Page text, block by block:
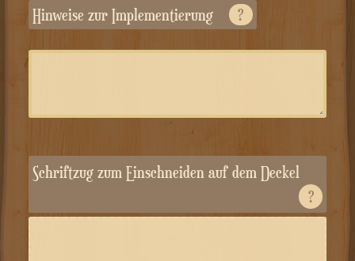
Hinweise zur Implementierung ?
Schriftzug zum Einschneiden auf dem Deckel
?